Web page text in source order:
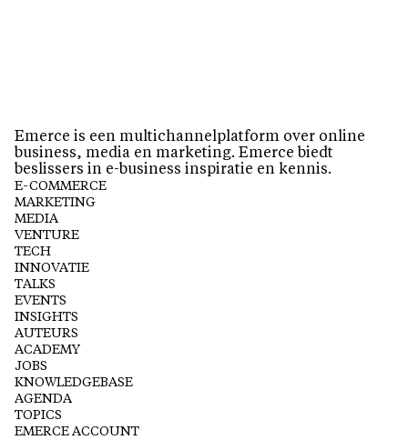
Emerce is een multichannelplatform over online
business, media en marketing. Emerce biedt
beslissers in e-business inspiratie en kennis.
E-COMMERCE
MARKETING
MEDIA
VENTURE
TECH
INNOVATIE
TALKS
EVENTS
INSIGHTS
AUTEURS
ACADEMY
JOBS
KNOWLEDGEBASE
AGENDA
TOPICS
EMERCE ACCOUNT